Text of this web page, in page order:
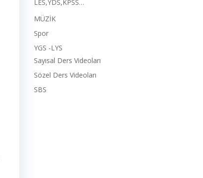
LES,YDS,KPSS…
MÜZİK
Spor
YGS -LYS
Sayısal Ders Videoları
Sözel Ders Videoları
SBS